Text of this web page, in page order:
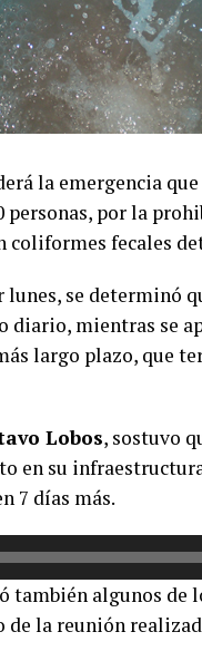
la emergencia
personas, por la
coliformes fecales
se determinó
diario, mientras se
largo plazo, que
Lobos, sostuvo
en su
7 días más.
también algunos de
la reunión